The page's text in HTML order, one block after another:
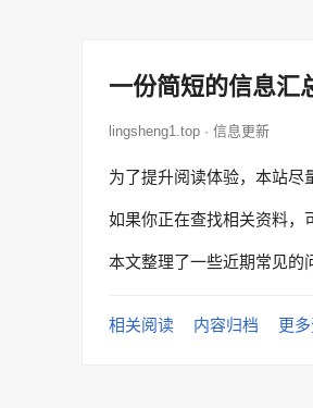
一份简短的信息汇
lingsheng1.top · 信息更新
为了提升阅读体验，本站尽
如果你正在查找相关资料，
本文整理了一些近期常见的
相关阅读 内容归档 更